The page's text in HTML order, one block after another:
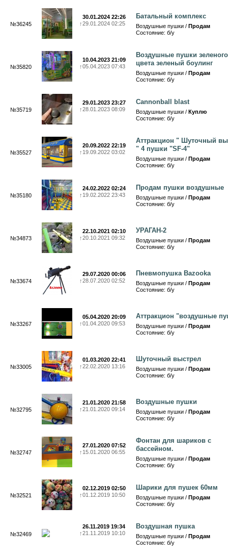
№36245
30.01.2024 22:26
↑29.01.2024 02:25
Батальный комплекс
Воздушные пушки / Продам
Состояние: б/у
№35820
10.04.2023 21:09
↑05.04.2023 07:43
Воздушные пушки зеленого
цвета зеленый боулинг
Воздушные пушки / Продам
Состояние: б/у
№35719
29.01.2023 23:27
↑28.01.2023 08:09
Cannonball blast
Воздушные пушки / Куплю
Состояние: б/у
№35527
20.09.2022 22:19
↑ 19.09.2022 03:02
Аттракцион " Шуточный
" 4 пушки "SF-4"
Воздушные пушки / Продам
Состояние: б/у
№35180
24.02.2022 02:24
↑ 19.02.2022 23:43
Продам пушки воздушные
Воздушные пушки / Продам
Состояние: б/у
№34873
22.10.2021 02:10
↑20.10.2021 09:32
УРАГАН-2
Воздушные пушки / Продам
Состояние: б/у
№33674
29.07.2020 00:06
↑28.07.2020 02:52
Пневмопушка Bazooka
Воздушные пушки / Продам
Состояние: б/у
№33267
05.04.2020 20:09
↑01.04.2020 09:53
Аттракцион "воздушные
Воздушные пушки / Продам
Состояние: б/у
№33005
01.03.2020 22:41
↑22.02.2020 13:16
Шуточный выстрел
Воздушные пушки / Продам
Состояние: б/у
№32795
21.01.2020 21:58
↑21.01.2020 09:14
Воздушные пушки
Воздушные пушки / Продам
Состояние: б/у
№32747
27.01.2020 07:52
↑ 15.01.2020 06:55
Фонтан для шариков с
бассейном.
Воздушные пушки / Продам
Состояние: б/у
№32521
02.12.2019 02:50
↑01.12.2019 10:50
Шарики для пушек 60мм
Воздушные пушки / Продам
Состояние: б/у
№32469
26.11.2019 19:34
↑21.11.2019 10:10
Воздушная пушка
Воздушные пушки / Продам
Состояние: б/у